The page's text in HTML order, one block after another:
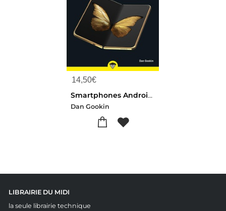
14,50€
Smartphones Android Pour Les Nuls (9e Edition)
Dan Gookin
LIBRAIRIE DU MIDI
la seule librairie technique